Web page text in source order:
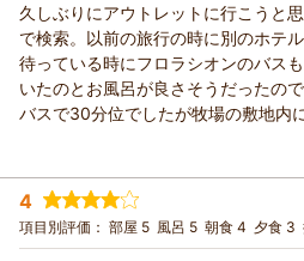
またのご来館を心よりお待ち申し上
ホテル・フロラシオン那須からの返信
この度はご友人ご夫妻様と2組での
ン那須をお選びいただき
誠にありがとうございます。またご
て御礼申し上げます。
過日は露天風呂や客室にご満足い
だいたご様子で何よりでございます
今後もより一層のサービス向上に
す。
またのご来館を心よりお待ち申し上
久しぶりにアウトレットに行こうと
で検索。以前の旅行の時に別のホテ
待っている時にフロラシオンのバス
いたのとお風呂が良さそうだったので
バスで30分位でしたが牧場の敷地内
が見られてほのぼのしました。夜鳴
屋まで届けて頂きチャーシューが美
天風呂まで降りていくけど大変良い
るホテルです。
宿泊時期： 2026年06月宿泊 (家族旅行)
投稿者： はるちゃんさん
宿泊プラン： 初夏のお夜食特典！ホテル特
ご朝食（ご朝食付）
ツイン 朝のみ
4
項目別評価： 部屋 5 風呂 5 朝食 4 夕食 3